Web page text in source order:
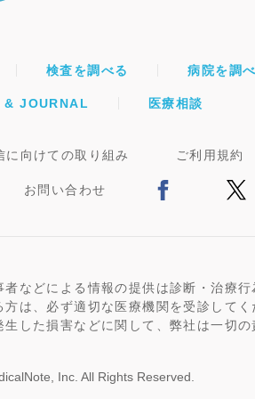
検査を調べる 病院を調
& JOURNAL 医療相談
に向けての取り組み ご利用規約
お問い合わせ
などによる情報の提供は診断・治療行
は、必ず適切な医療機関を受診してく
した損害などに関して、弊社は一切の
Inc. All Rights Reserved.